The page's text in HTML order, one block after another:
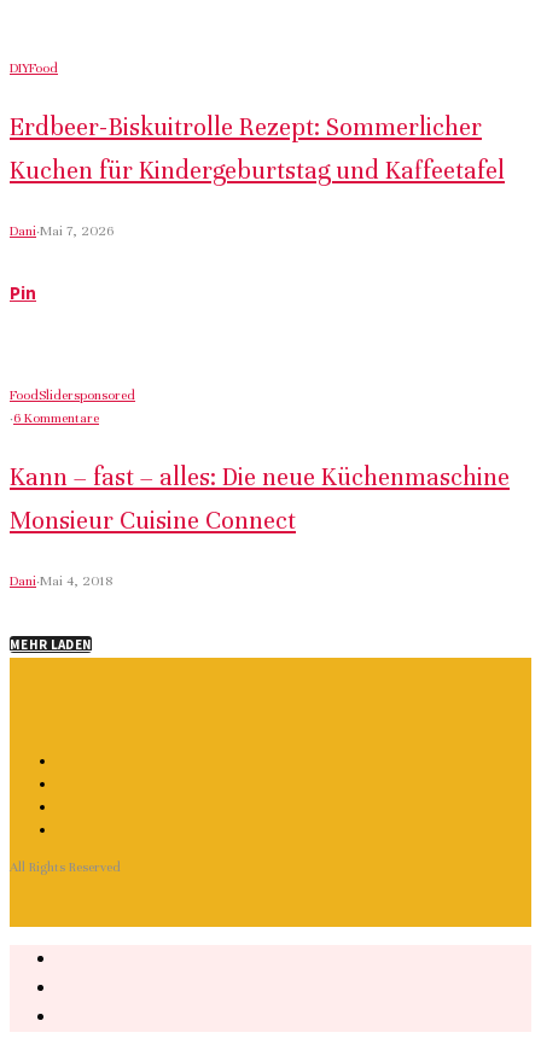
DIYFood
Erdbeer-Biskuitrolle Rezept: Sommerlicher
Kuchen für Kindergeburtstag und Kaffeetafel
Dani·Mai 7, 2026
Pin
FoodSlidersponsored
·6 Kommentare
Kann – fast – alles: Die neue Küchenmaschine
Monsieur Cuisine Connect
Dani·Mai 4, 2018
MEHR LADEN
All Rights Reserved